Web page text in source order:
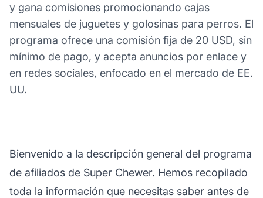
y gana comisiones promocionando cajas
mensuales de juguetes y golosinas para perros. El
programa ofrece una comisión fija de 20 USD, sin
mínimo de pago, y acepta anuncios por enlace y
en redes sociales, enfocado en el mercado de EE.
UU.
Bienvenido a la descripción general del programa
de afiliados de Super Chewer. Hemos recopilado
toda la información que necesitas saber antes de